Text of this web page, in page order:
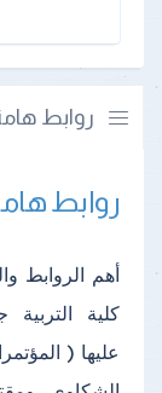
روابط
روابط
أهم الروابط
كلية التربية
عليها (